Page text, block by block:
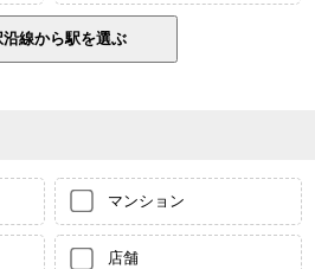
マンション
店舗